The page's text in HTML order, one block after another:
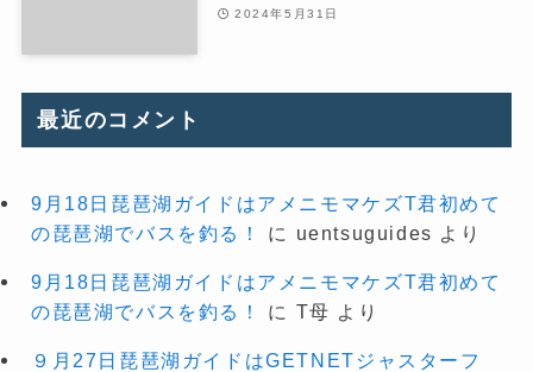
2024年5月31日
最近のコメント
9月18日琵琶湖ガイドはアメニモマケズT君初めて
の琵琶湖でバスを釣る！
に uentsuguides より
9月18日琵琶湖ガイドはアメニモマケズT君初めて
の琵琶湖でバスを釣る！
に T母 より
９月27日琵琶湖ガイドはGETNETジャスターフ